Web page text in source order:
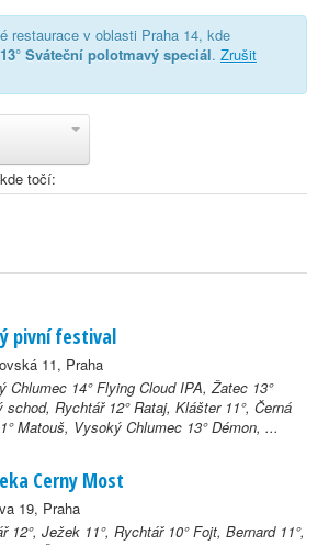
restaurace v oblasti Praha 14, kde
Sváteční polotmavý speciál. Zrušit
točí:
pivní festival
11, Praha
Chlumec 14° Flying Cloud IPA, Žatec 13°
schod, Rychtář 12° Rataj, Klášter 11°, Černá
Matouš, Vysoký Chlumec 13° Démon, ...
Cerny Most
19, Praha
12°, Ježek 11°, Rychtář 10° Fojt, Bernard 11°,